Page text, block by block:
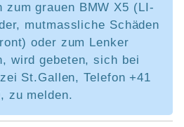
zum grauen BMW X5 (LI-
mutmassliche Schäden
oder zum Lenker
wird gebeten, sich bei
St.Gallen, Telefon +41
zu melden.